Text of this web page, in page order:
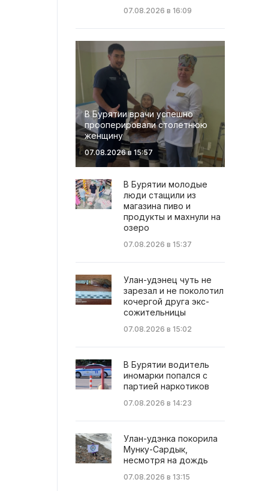
07.08.2026 в 16:09
В Бурятии врачи успешно
прооперировали столетнюю
женщину
07.08.2026 в 15:57
В Бурятии молодые
люди стащили из
магазина пиво и
продукты и махнули на
озеро
07.08.2026 в 15:37
Улан-удэнец чуть не
зарезал и не поколотил
кочергой друга экс-
сожительницы
07.08.2026 в 15:02
В Бурятии водитель
иномарки попался с
партией наркотиков
07.08.2026 в 14:23
Улан-удэнка покорила
Мунку-Сардык,
несмотря на дождь
07.08.2026 в 13:15